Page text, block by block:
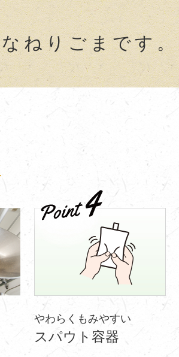
ねりごまです。
やわらくもみやすい
スパウト容器